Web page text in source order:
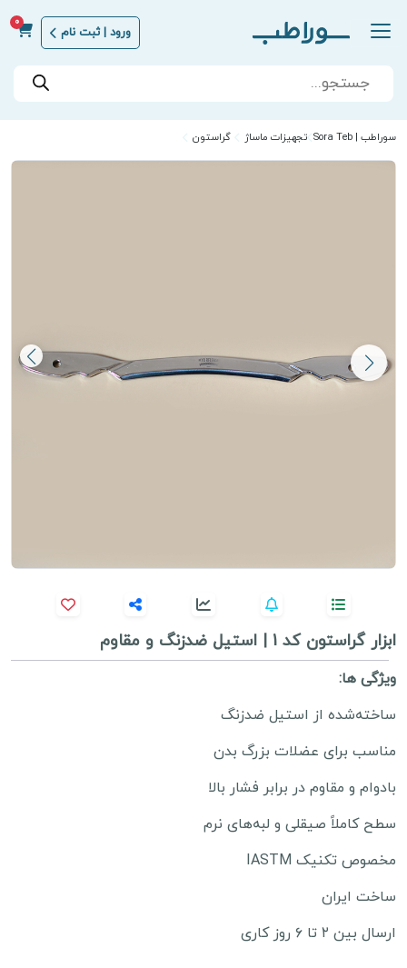
ورود | ثبت نام
0
Products
search
سوراطب | Sora Teb تجهیزات ماساژ گراستون
ابزار گراستون کد 1 | استیل ضدزنگ و مقاوم
ویژگی ها:
ساخته‌شده از استیل ضدزنگ
مناسب برای عضلات بزرگ بدن
بادوام و مقاوم در برابر فشار بالا
سطح کاملاً صیقلی و لبه‌های نرم
مخصوص تکنیک IASTM
ساخت ایران
ارسال بین ۲ تا ۶ روز کاری